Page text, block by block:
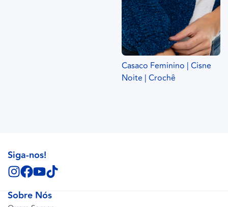
Casaco Feminino | Cisne
Noite | Crochê
Sobre Nós
Siga-nos!